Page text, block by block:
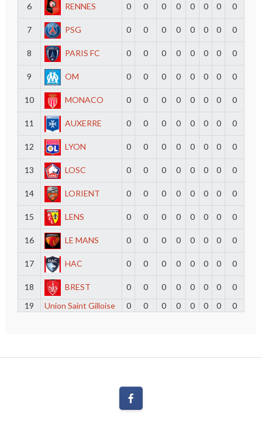
6 RENNES 0 0 0 0 0 0 0 0
7 PSG 0 0 0 0 0 0 0 0
8 PARIS FC 0 0 0 0 0 0 0 0
9 OM 0 0 0 0 0 0 0 0
10 MONACO 0 0 0 0 0 0 0 0
11 AUXERRE 0 0 0 0 0 0 0 0
12 LYON 0 0 0 0 0 0 0 0
13 LOSC 0 0 0 0 0 0 0 0
14 LORIENT 0 0 0 0 0 0 0 0
15 LENS 0 0 0 0 0 0 0 0
16 LE MANS 0 0 0 0 0 0 0 0
17 HAC 0 0 0 0 0 0 0 0
18 BREST 0 0 0 0 0 0 0
0
19
Union Saint Gilloise 0 0 0 0 0 0 0 0